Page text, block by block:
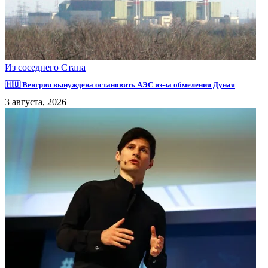
Из соседнего Стана
🇭🇺 Венгрия вынуждена остановить АЭС из-за обмеления Дуная
3 августа, 2026